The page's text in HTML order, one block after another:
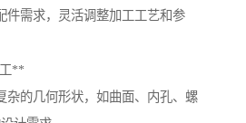
需求，灵活调整加工工艺和参
**
的几何形状，如曲面、内孔、螺